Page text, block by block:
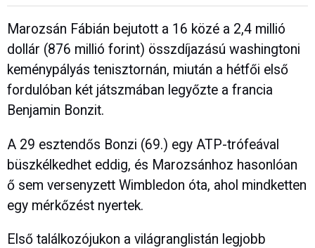
Marozsán Fábián bejutott a 16 közé a 2,4 millió
dollár (876 millió forint) összdíjazású washingtoni
keménypályás tenisztornán, miután a hétfői első
fordulóban két játszmában legyőzte a francia
Benjamin Bonzit.
A 29 esztendős Bonzi (69.) egy ATP-trófeával
büszkélkedhet eddig, és Marozsánhoz hasonlóan
ő sem versenyzett Wimbledon óta, ahol mindketten
egy mérkőzést nyertek.
Első találkozójukon a világranglistán legjobb